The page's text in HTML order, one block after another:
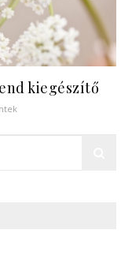
kiegészítő